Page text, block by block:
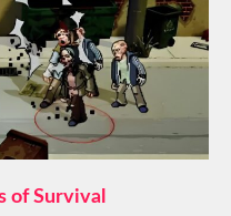
of Survival